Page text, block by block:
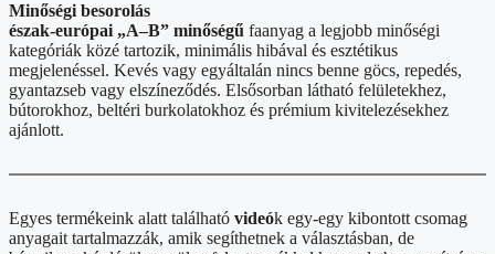
Minőségi besorolás
észak-európai „A–B” minőségű faanyag a legjobb minőségi
kategóriák közé tartozik, minimális hibával és esztétikus
megjelenéssel. Kevés vagy egyáltalán nincs benne göcs, repedés,
gyantazseb vagy elszíneződés. Elsősorban látható felületekhez,
bútorokhoz, beltéri burkolatokhoz és prémium kivitelezésekhez
ajánlott.
Egyes termékeink alatt található videók egy-egy kibontott csomag
anyagait tartalmazzák, amik segíthetnek a választásban, de